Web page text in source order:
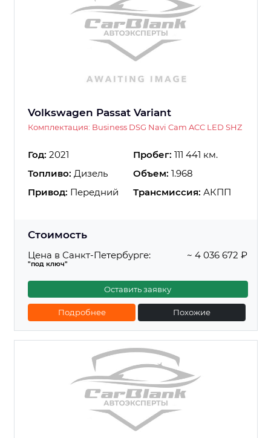
Volkswagen Passat Variant
Комплектация: Business DSG Navi Cam ACC LED SHZ
Год: 2021 Пробег: 111 441 км.
Топливо: Дизель Объем: 1.968
Привод: Передний Трансмиссия: АКПП
Стоимость
Цена в Санкт-Петербурге:
"под ключ"
~ 4 036 672 ₽
Оставить заявку
Подробнее Похожие